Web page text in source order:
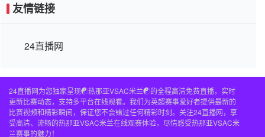
友情链接
24直播网
24直播网为您独家呈现☯️热那亚VSAC米兰☯️的全程高清免费直播，实时
更新比赛动态，支持多平台在线观看。我们为英超赛事爱好者提供最新的
比赛视频和精彩瞬间，保证您不会错过任何精彩时刻。关注24直播网，享
受高清、流畅的热那亚VSAC米兰在线观赛体验，尽情感受热那亚VSAC米
兰赛事的魅力！